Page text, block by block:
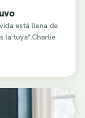
está llena de
la tuya".Charlie